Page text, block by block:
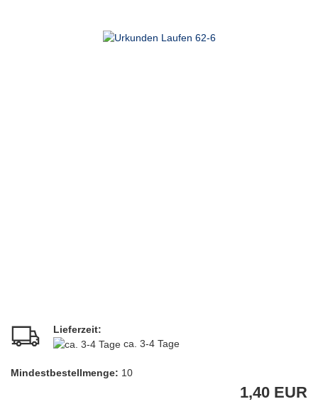
Lieferzeit:
ca. 3-4 Tage
Mindestbestellmenge: 10
1,40 EUR